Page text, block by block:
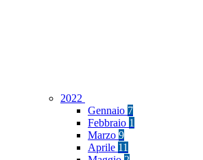
2022
Gennaio 7
Febbraio 1
Marzo 9
Aprile 11